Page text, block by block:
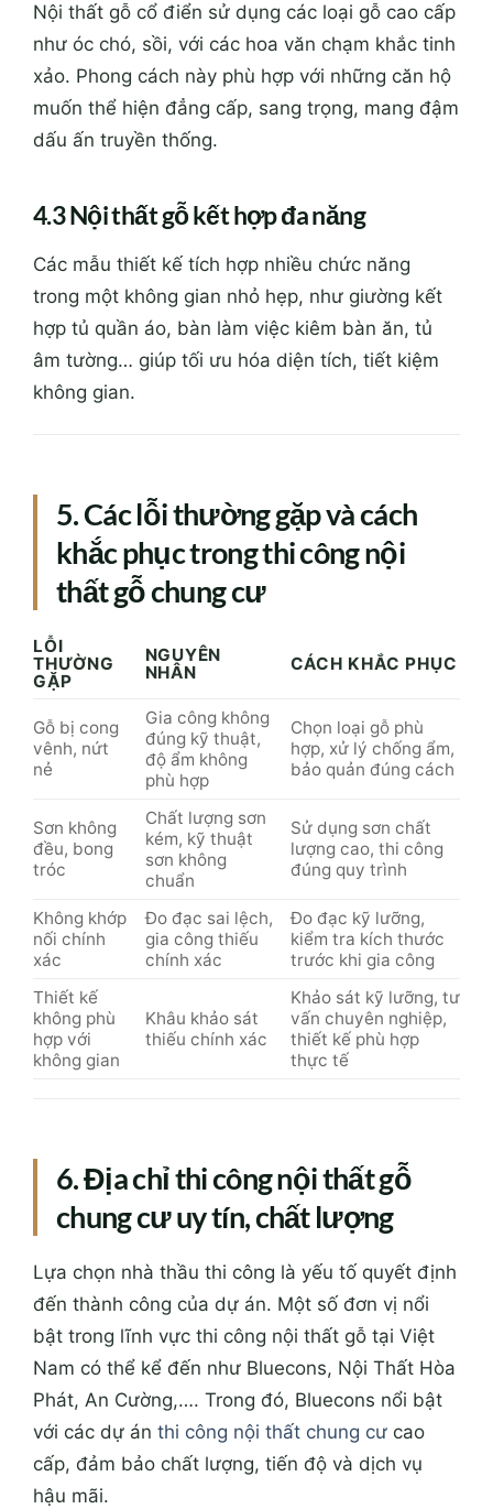
Nội thất gỗ cổ điển sử dụng các loại gỗ cao cấp
như óc chó, sồi, với các hoa văn chạm khắc tinh
xảo. Phong cách này phù hợp với những căn hộ
muốn thể hiện đẳng cấp, sang trọng, mang đậm
dấu ấn truyền thống.
4.3 Nội thất gỗ kết hợp đa năng
Các mẫu thiết kế tích hợp nhiều chức năng
trong một không gian nhỏ hẹp, như giường kết
hợp tủ quần áo, bàn làm việc kiêm bàn ăn, tủ
âm tường… giúp tối ưu hóa diện tích, tiết kiệm
không gian.
5. Các lỗi thường gặp và cách
khắc phục trong thi công nội
thất gỗ chung cư
LỖI
THƯỜNG
GẶP
NGUYÊN
NHÂN
CÁCH KHẮC PHỤC
Gỗ bị cong
vênh, nứt
nẻ
Gia công không
đúng kỹ thuật,
độ ẩm không
phù hợp
Chọn loại gỗ phù
hợp, xử lý chống ẩm,
bảo quản đúng cách
Sơn không
đều, bong
tróc
Chất lượng sơn
kém, kỹ thuật
sơn không
chuẩn
Sử dụng sơn chất
lượng cao, thi công
đúng quy trình
Không khớp
nối chính
xác
Đo đạc sai lệch,
gia công thiếu
chính xác
Đo đạc kỹ lưỡng,
kiểm tra kích thước
trước khi gia công
Thiết kế
không phù
hợp với
không gian
Khâu khảo sát
thiếu chính xác
Khảo sát kỹ lưỡng, tư
vấn chuyên nghiệp,
thiết kế phù hợp
thực tế
6. Địa chỉ thi công nội thất gỗ
chung cư uy tín, chất lượng
Lựa chọn nhà thầu thi công là yếu tố quyết định
đến thành công của dự án. Một số đơn vị nổi
bật trong lĩnh vực thi công nội thất gỗ tại Việt
Nam có thể kể đến như Bluecons, Nội Thất Hòa
Phát, An Cường,…. Trong đó, Bluecons nổi bật
với các dự án thi công nội thất chung cư cao
cấp, đảm bảo chất lượng, tiến độ và dịch vụ
hậu mãi.